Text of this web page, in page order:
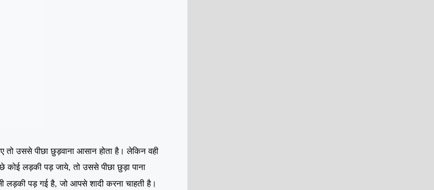
उससे पीछा छुड़वाना आसान होता है। लेकिन वही
लड़की पड़ जाये, तो उससे पीछा छुड़ा पाना
पड़ गई है, जो आपसे शादी करना चाहती है।